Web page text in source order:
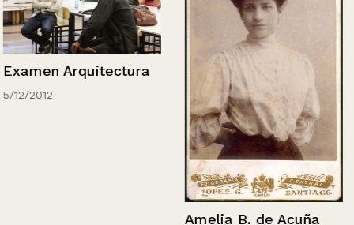
Examen Arquitectura
5/12/2012
Amelia B. de Acuña